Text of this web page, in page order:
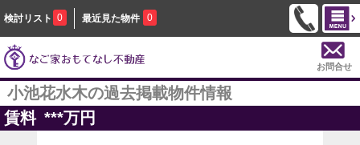
検討リスト 0 最近見た物件 0
お問合せ
小池花水木の過去掲載物件情報
賃料 ***万円